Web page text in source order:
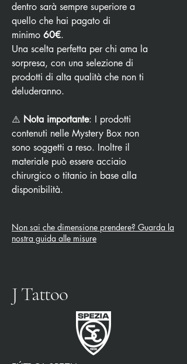
dentro sarà sempre superiore a
quello che hai pagato di
minimo 60€.
Una scelta perfetta per chi ama la
sorpresa, con una selezione di
prodotti di alta qualità che non ti
deluderanno.
⚠️ Nota importante: I prodotti
contenuti nelle Mystery Box non
sono soggetti a reso. Inoltre il
materiale può essere acciaio
chirurgico o titanio in base alla
disponibilità.
Non sai che dimensione prendere? Guarda la
nostra guida alle misure
J Tattoo